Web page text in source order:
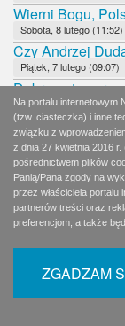
Wierni Bogu,
Sobota, 8 lutego (11:52)
Czy Andrzej
Piątek, 7 lutego (09:07)
Dobrane
Czwartek, 6 lutego
Pidżama, rogi i
Czwartek, 6 lutego
Hołownia w
Środa, 5 lutego (08:12)
Brawo!
Wtorek, 4 lutego (09:31)
Wtorek, 4 lutego (08:11)
SIeroty po PRL
Na portalu internetowym
(tzw. ciasteczka) i inne
związku z
z dnia 27 kwietnia 2016
pośrednictwem plików
Panią/Pana zgody na
przez właściciela portalu
partnerów treści oraz
preferencjom, a także
ZGADZAM